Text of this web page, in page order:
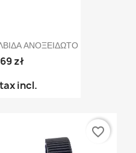
ΑΝΟΞΕΙΔΩΤΟ
zł
incl.
favorite_border